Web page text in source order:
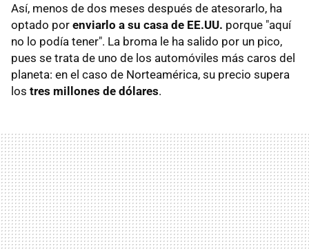
Así, menos de dos meses después de atesorarlo, ha
optado por enviarlo a su casa de EE.UU. porque "aquí
no lo podía tener". La broma le ha salido por un pico,
pues se trata de uno de los automóviles más caros del
planeta: en el caso de Norteamérica, su precio supera
los tres millones de dólares.